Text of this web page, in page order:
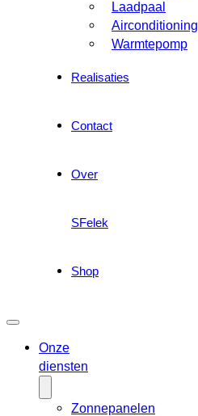
Laadpaal
Airconditioning
Warmtepomp
Realisaties
Contact
Over
SFelek
Shop
Onze
diensten
Zonnepanelen